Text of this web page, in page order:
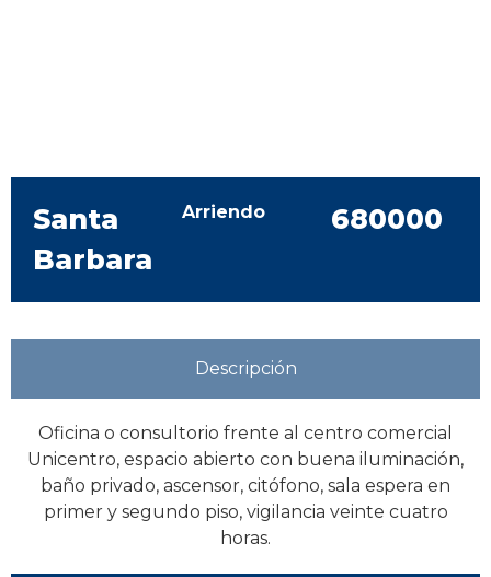
Santa
Barbara
Arriendo 680000
Descripción
Oficina o consultorio frente al centro comercial
Unicentro, espacio abierto con buena iluminación,
baño privado, ascensor, citófono, sala espera en
primer y segundo piso, vigilancia veinte cuatro
horas.